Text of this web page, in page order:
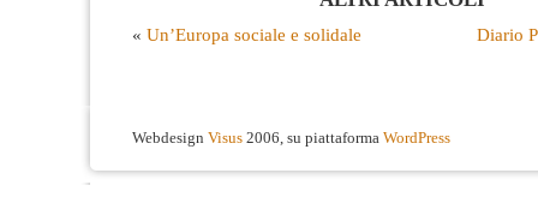
« Un’Europa sociale e solidale Diario
Webdesign Visus 2006, su piattaforma WordPress